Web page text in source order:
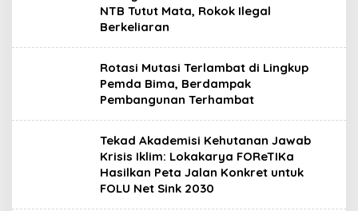
NTB Tutut Mata, Rokok Ilegal
Berkeliaran
Rotasi Mutasi Terlambat di Lingkup
Pemda Bima, Berdampak
Pembangunan Terhambat
Tekad Akademisi Kehutanan Jawab
Krisis Iklim: Lokakarya FOReTIKa
Hasilkan Peta Jalan Konkret untuk
FOLU Net Sink 2030